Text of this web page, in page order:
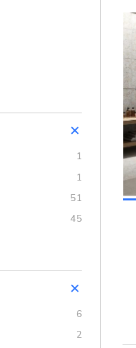
1
1
51
45
6
2